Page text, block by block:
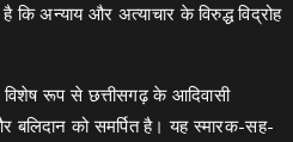
अन्याय और अत्याचार के विरुद्ध विद्रोह
रूप से छत्तीसगढ़ के आदिवासी
बलिदान को समर्पित है। यह स्मारक-सह-